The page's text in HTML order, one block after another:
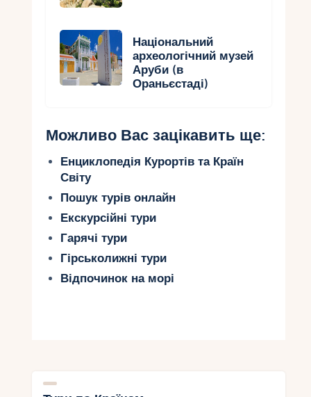
Національний
археологічний музей
Аруби (в
Ораньєстаді)
Можливо Вас зацікавить ще:
Енциклопедія Курортів та Країн
Світу
Пошук турів онлайн
Екскурсійні тури
Гарячі тури
Гірськолижні тури
Відпочинок на морі